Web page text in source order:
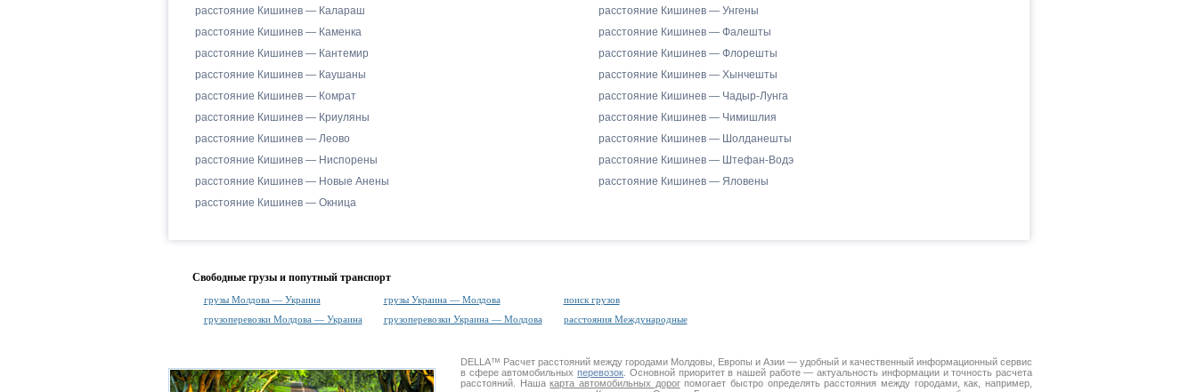
расстояние Кишинев — Калараш
расстояние Кишинев — Каменка
расстояние Кишинев — Кантемир
расстояние Кишинев — Каушаны
расстояние Кишинев — Комрат
расстояние Кишинев — Криуляны
расстояние Кишинев — Леово
расстояние Кишинев — Ниспорены
расстояние Кишинев — Новые Анены
расстояние Кишинев — Окница
расстояние Кишинев — Унгены
расстояние Кишинев — Фалешты
расстояние Кишинев — Флорешты
расстояние Кишинев — Хынчешты
расстояние Кишинев — Чадыр-Лунга
расстояние Кишинев — Чимишлия
расстояние Кишинев — Шолданешты
расстояние Кишинев — Штефан-Водэ
расстояние Кишинев — Яловены
Свободные грузы и попутный транспорт
грузы Молдова — Украина грузы Украина — Молдова
поиск грузов
грузоперевозки Молдова — Украина
грузоперевозки Украина — Молдова расстояния Международные
DELLA™ Расчет расстояний между городами Молдовы, Европы и Азии — удобный и качественный информационный сервис
в сфере автомобильныхперевозок . Основной приоритет в нашей работе — актуальность информации и точность расчета
расстояний. Нашакарта автомобильных дорогпомогает быстро определять расстояния между городами, как, например,